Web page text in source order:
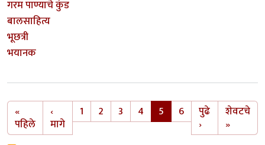
गरम पाण्याचे कुंड
बालसाहित्य
भूछत्री
भयानक
Pagination
«
पहिलेFirst page
‹
मागेPrevious page
1 2 3 4 5 6 पुढे
›Next page
शेवटचे
»Last